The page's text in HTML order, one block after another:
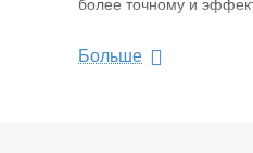
более точному и
Тип хвостовика:
Больше